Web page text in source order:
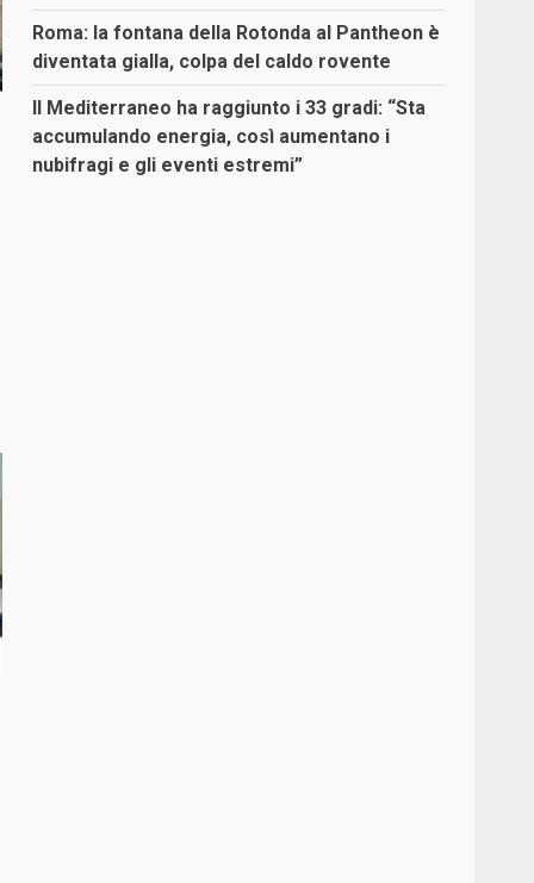
Roma: la fontana della Rotonda al Pantheon è
diventata gialla, colpa del caldo rovente
Il Mediterraneo ha raggiunto i 33 gradi: “Sta
accumulando energia, così aumentano i
nubifragi e gli eventi estremi”